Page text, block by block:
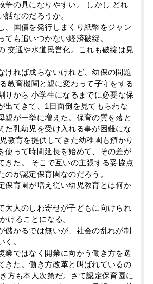
争の具になりやすい。 しかし どれ
話なのだろうか。
、国債を発行しまくり紙幣をジャン
ても追いつかない経済破綻。
交通や水道民営化。これも破綻は見
ければ成らないけれど、幼保の問題
教育機関と親に変わって子守をする
りから 小学生になるまでに必要な保
出てきて、1日面倒を見てもらわな
親が一挙に増えた。保育の質を落と
た乳幼児を受け入れる事が困難にな
教育を提供してきた幼稚園も預かり
使って時間延長を始めて、その差が
きた。 そこで互いの主張する妥協点
のが認定保育園なのだろう。
保育園が増え従い幼児教育とは何か
大人のしわ寄せが子どもに向けられ
けることになる。
儲かるでは無いが、社会の乱れが制
く。
業ではなく開業に向かう働き方を選
きた。働き方改革と叫ばれているの
方も本人次第だ。さて認定保育園に